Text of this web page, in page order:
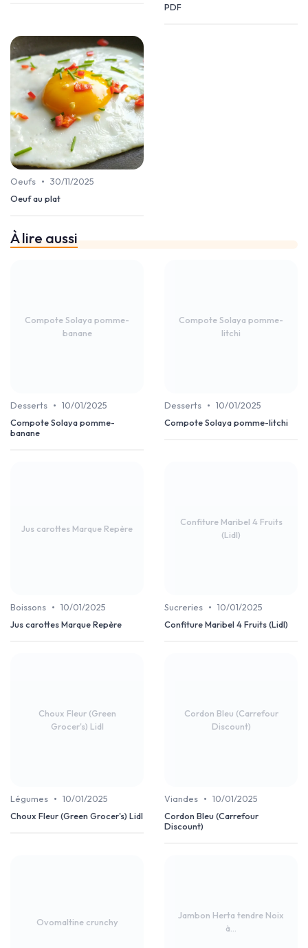
PDF
Oeufs • 30/11/2025
Oeuf au plat
À lire aussi
Compote Solaya pomme-
banane
Desserts • 10/01/2025
Compote Solaya pomme-
banane
Compote Solaya pomme-
litchi
Desserts • 10/01/2025
Compote Solaya pomme-litchi
Jus carottes Marque Repère
Boissons • 10/01/2025
Jus carottes Marque Repère
Confiture Maribel 4 Fruits
(Lidl)
Sucreries • 10/01/2025
Confiture Maribel 4 Fruits (Lidl)
Choux Fleur (Green
Grocer's) Lidl
Légumes • 10/01/2025
Choux Fleur (Green Grocer's) Lidl
Cordon Bleu (Carrefour
Discount)
Viandes • 10/01/2025
Cordon Bleu (Carrefour
Discount)
Ovomaltine crunchy
Jambon Herta tendre Noix
à...